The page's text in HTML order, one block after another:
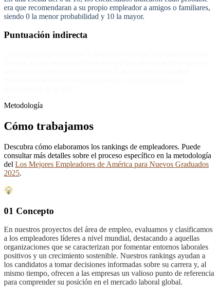
era que recomendaran a su propio empleador a amigos o familiares,
siendo 0 la menor probabilidad y 10 la mayor.
Puntuación indirecta
Metodología
Cómo trabajamos
Descubra cómo elaboramos los rankings de empleadores. Puede
consultar más detalles sobre el proceso específico en la metodología
del Los Mejores Empleadores de América para Nuevos Graduados
2025.
01 Concepto
En nuestros proyectos del área de empleo, evaluamos y clasificamos
a los empleadores líderes a nivel mundial, destacando a aquellas
organizaciones que se caracterizan por fomentar entornos laborales
positivos y un crecimiento sostenible. Nuestros rankings ayudan a
los candidatos a tomar decisiones informadas sobre su carrera y, al
mismo tiempo, ofrecen a las empresas un valioso punto de referencia
para comprender su posición en el mercado laboral global.